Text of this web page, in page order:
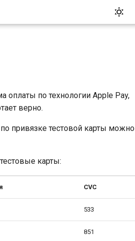
оплаты по технологии Apple Pay,
верно.
привязке тестовой карты можно
карты:
CVC
533
851